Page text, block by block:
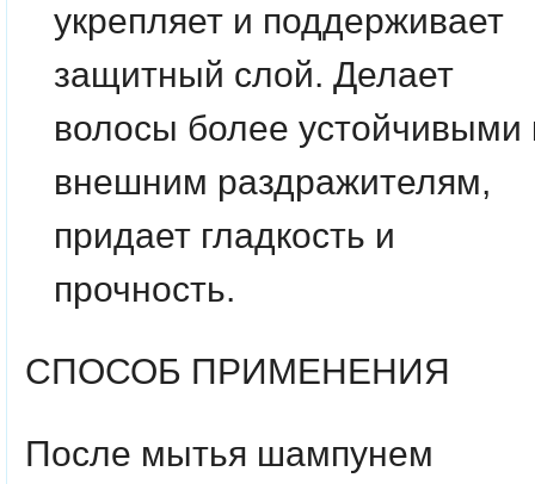
укрепляет и поддерживает
защитный слой. Делает
волосы более устойчивыми
внешним раздражителям,
придает гладкость и
прочность.
СПОСОБ ПРИМЕНЕНИЯ
После мытья шампунем